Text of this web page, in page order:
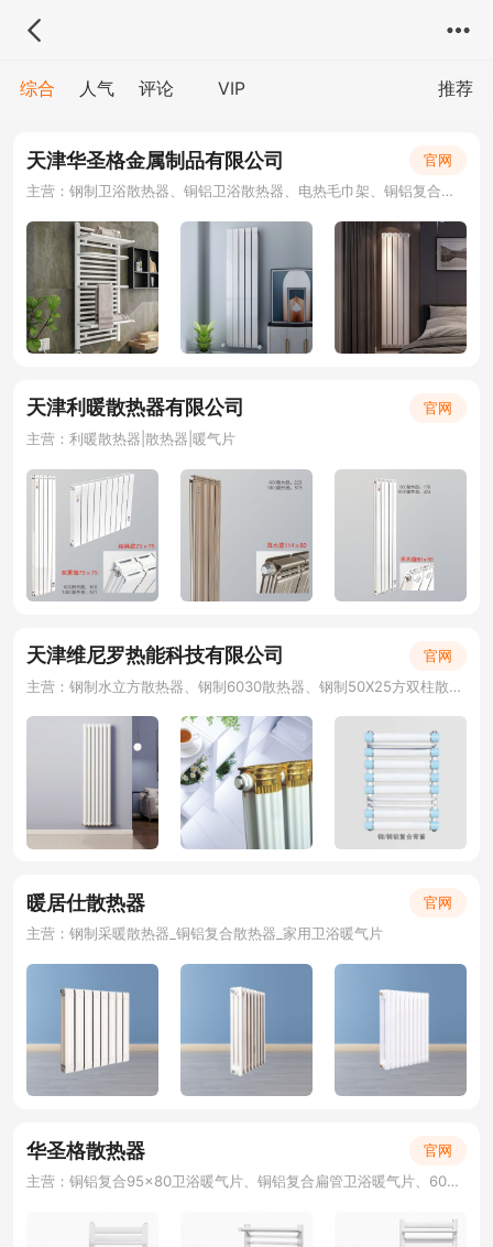
推荐
综合 人气 评论 VIP
天津华圣格金属制品有限公司
官网
主营：钢制卫浴散热器、铜铝卫浴散热器、电热毛巾架、铜铝复合暖气片、钢铝复合暖气片
天津利暖散热器有限公司
官网
主营：利暖散热器|散热器|暖气片
天津维尼罗热能科技有限公司
官网
主营：钢制水立方散热器、钢制6030散热器、钢制50X25方双柱散热器 、钢三柱散热器
暖居仕散热器
官网
主营：钢制采暖散热器_铜铝复合散热器_家用卫浴暖气片
华圣格散热器
官网
主营：铜铝复合95×80卫浴暖气片、铜铝复合扁管卫浴暖气片、60平卫浴暖气片、钢制置物架暖气片、电热毛巾架、卫浴散热器、小背篓散热器